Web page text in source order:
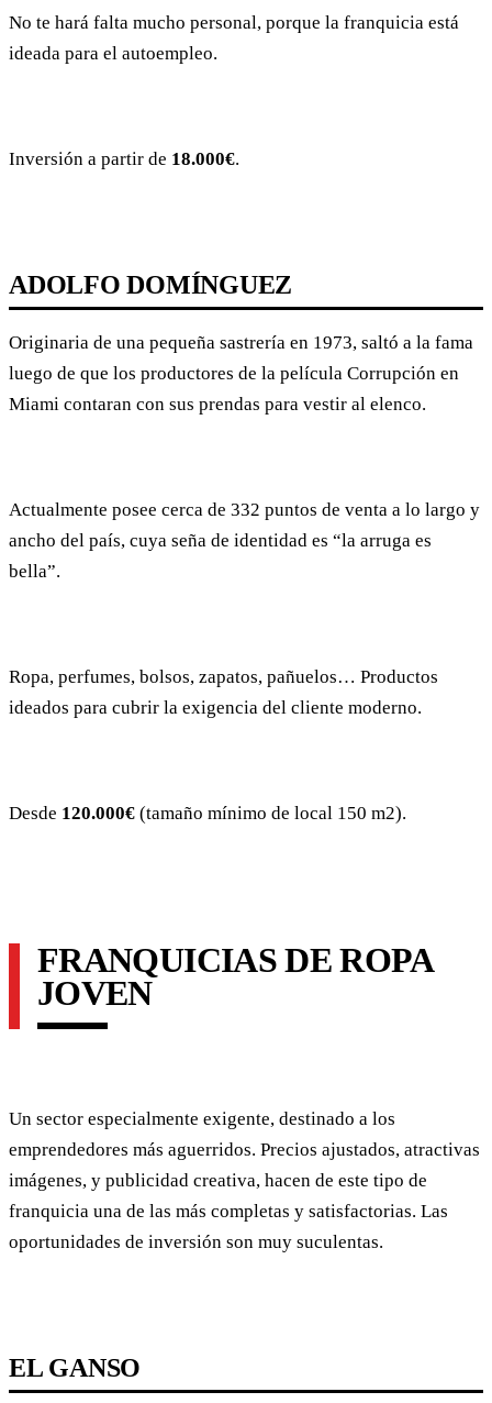
No te hará falta mucho personal, porque la franquicia está
ideada para el autoempleo.
Inversión a partir de 18.000€.
ADOLFO DOMÍNGUEZ
Originaria de una pequeña sastrería en 1973, saltó a la fama
luego de que los productores de la película Corrupción en
Miami contaran con sus prendas para vestir al elenco.
Actualmente posee cerca de 332 puntos de venta a lo largo y
ancho del país, cuya seña de identidad es “la arruga es
bella”.
Ropa, perfumes, bolsos, zapatos, pañuelos… Productos
ideados para cubrir la exigencia del cliente moderno.
Desde 120.000€ (tamaño mínimo de local 150 m2).
FRANQUICIAS DE ROPA
JOVEN
Un sector especialmente exigente, destinado a los
emprendedores más aguerridos. Precios ajustados, atractivas
imágenes, y publicidad creativa, hacen de este tipo de
franquicia una de las más completas y satisfactorias. Las
oportunidades de inversión son muy suculentas.
EL GANSO